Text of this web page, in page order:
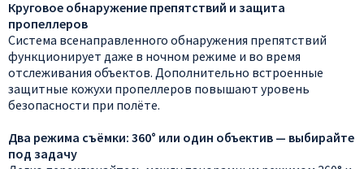
Круговое обнаружение препятствий и защита
пропеллеров
Система всенаправленного обнаружения препятствий
функционирует даже в ночном режиме и во время
отслеживания объектов. Дополнительно встроенные
защитные кожухи пропеллеров повышают уровень
безопасности при полёте.
Два режима съёмки: 360° или один объектив — выбирайте
под задачу